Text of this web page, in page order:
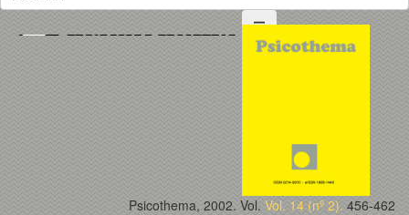
Psicothema, 2002. Vol. Vol. 14 (nº 2). 456-462